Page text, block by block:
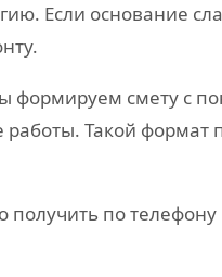
Если основание
формируем смету с
Такой формат
по